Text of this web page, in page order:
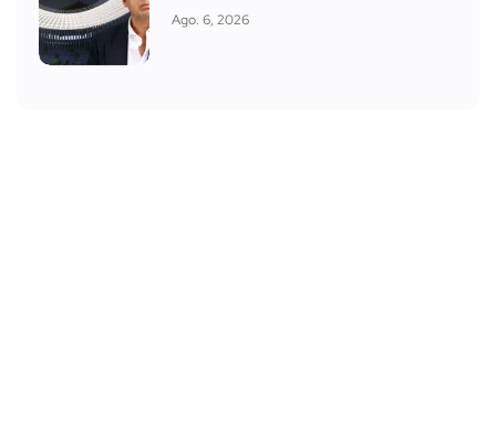
Ago. 6, 2026